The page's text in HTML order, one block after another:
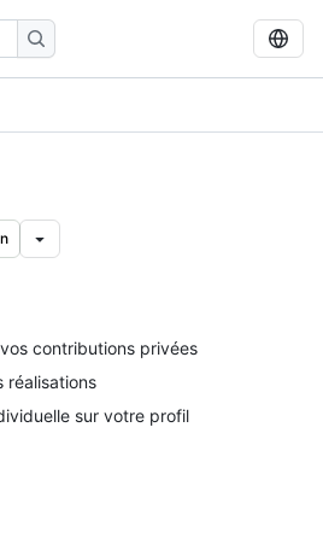
contributions privées
réalisations
sur votre profil